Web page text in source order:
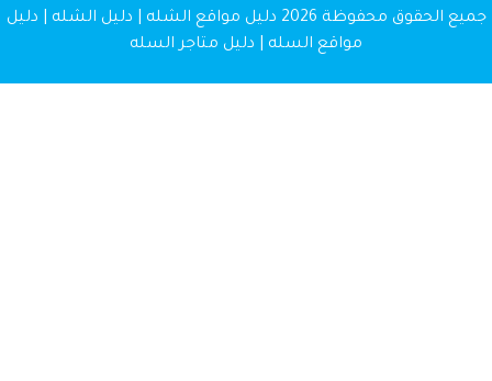
دليل مواقع الشله | دليل الشله | دليل
السله | دليل متاجر السله